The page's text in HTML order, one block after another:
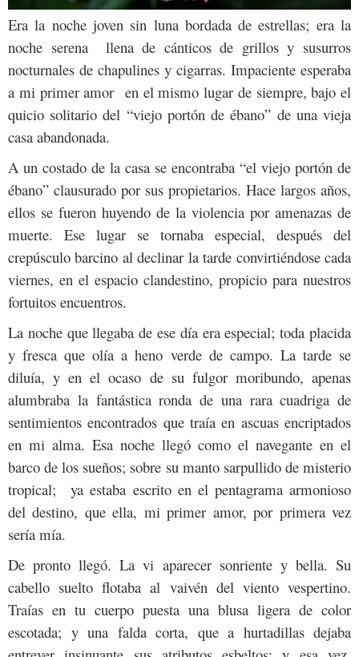
Era la noche joven sin luna bordada de estrellas; era la
noche serena llena de cánticos de grillos y susurros
nocturnales de chapulines y cigarras. Impaciente esperaba
a mi primer amor en el mismo lugar de siempre, bajo el
quicio solitario del “viejo portón de ébano” de una vieja
casa abandonada.
A un costado de la casa se encontraba “el viejo portón de
ébano” clausurado por sus propietarios. Hace largos años,
ellos se fueron huyendo de la violencia por amenazas de
muerte. Ese lugar se tornaba especial, después del
crepúsculo barcino al declinar la tarde convirtiéndose cada
viernes, en el espacio clandestino, propicio para nuestros
fortuitos encuentros.
La noche que llegaba de ese día era especial; toda placida
y fresca que olía a heno verde de campo. La tarde se
diluía, y en el ocaso de su fulgor moribundo, apenas
alumbraba la fantástica ronda de una rara cuadriga de
sentimientos encontrados que traía en ascuas encriptados
en mi alma. Esa noche llegó como el navegante en el
barco de los sueños; sobre su manto sarpullido de misterio
tropical; ya estaba escrito en el pentagrama armonioso
del destino, que ella, mi primer amor, por primera vez
sería mía.
De pronto llegó. La vi aparecer sonriente y bella. Su
cabello suelto flotaba al vaivén del viento vespertino.
Traías en tu cuerpo puesta una blusa ligera de color
escotada; y una falda corta, que a hurtadillas dejaba